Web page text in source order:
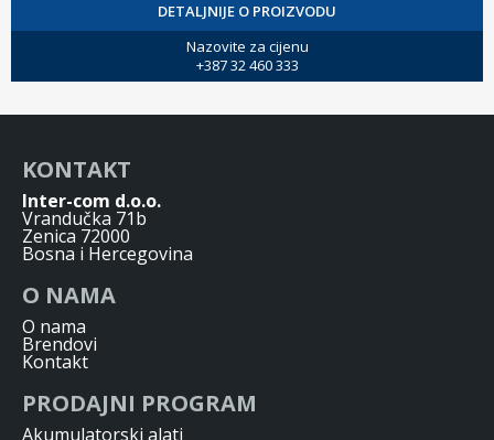
DETALJNIJE O PROIZVODU
Nazovite za cijenu
+387 32 460 333
KONTAKT
Inter-com d.o.o.
Vrandučka 71b
Zenica 72000
Bosna i Hercegovina
O NAMA
O nama
Brendovi
Kontakt
PRODAJNI PROGRAM
Akumulatorski alati